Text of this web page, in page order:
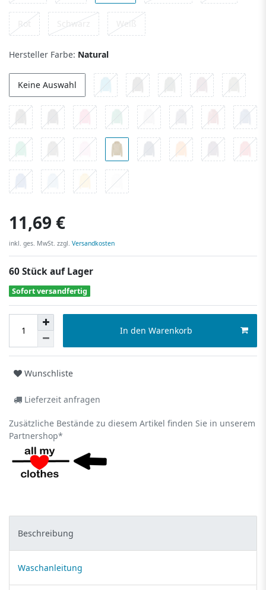
Rot Schwarz Weiß
Hersteller Farbe: Natural
Keine Auswahl
11,69 €
inkl. ges. MwSt. zzgl. Versandkosten
60 Stück auf Lager
Sofort versandfertig
In den Warenkorb
Wunschliste
Lieferzeit anfragen
Zusätzliche Bestände zu diesem Artikel finden Sie in unserem
Partnershop*
Beschreibung
Waschanleitung